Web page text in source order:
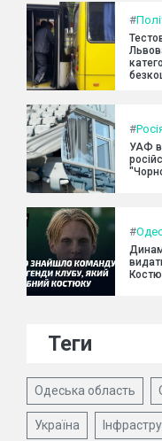
#
#
УАФ
#
Теги
Одеська область
Україна